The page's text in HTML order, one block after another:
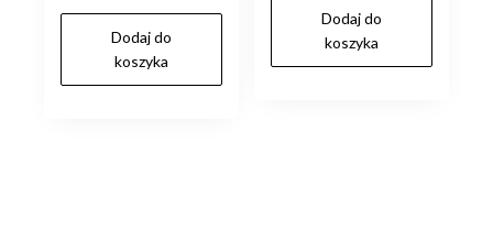
cena
wynosiła:
zł800.00.
cena
zł690.00.
Dodaj do
koszyka
Dodaj do
koszyka